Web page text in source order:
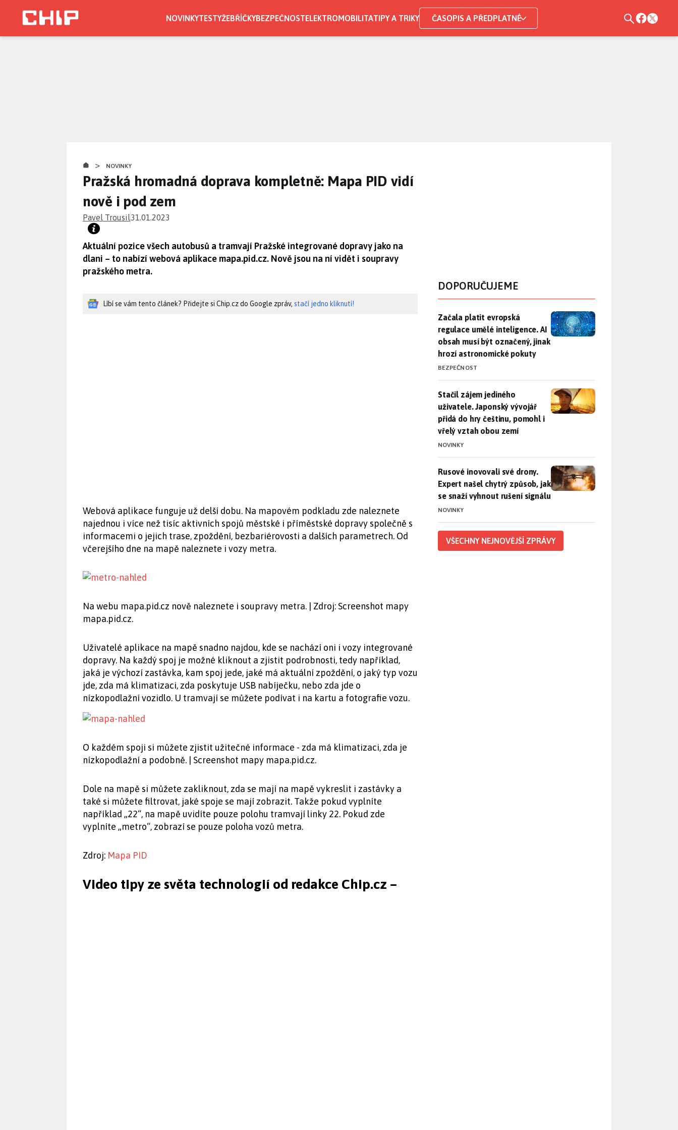
NOVINKYTESTYŽEBŘÍČKYBEZPEČNOSTELEKTROMOBILITATIPY A TRIKY ČASOPIS A PŘEDPLATNÉ
> NOVINKY
Pražská hromadná doprava kompletně: Mapa PID vidí
nově i pod zem
Pavel Trousil31.01.2023
Aktuální pozice všech autobusů a tramvají Pražské integrované dopravy jako na
dlani – to nabízí webová aplikace mapa.pid.cz. Nově jsou na ní vidět i soupravy
pražského metra.
Líbí se vám tento článek? Přidejte si Chip.cz do Google zpráv, stačí jedno kliknutí!
Webová aplikace funguje už delší dobu. Na mapovém podkladu zde naleznete
najednou i více než tisíc aktivních spojů městské i příměstské dopravy společně s
informacemi o jejich trase, zpoždění, bezbariérovosti a dalších parametrech. Od
včerejšího dne na mapě naleznete i vozy metra.
Na webu mapa.pid.cz nově naleznete i soupravy metra. | Zdroj: Screenshot mapy
mapa.pid.cz.
Uživatelé aplikace na mapě snadno najdou, kde se nachází oni i vozy integrované
dopravy. Na každý spoj je možné kliknout a zjistit podrobnosti, tedy například,
jaká je výchozí zastávka, kam spoj jede, jaké má aktuální zpoždění, o jaký typ vozu
jde, zda má klimatizaci, zda poskytuje USB nabíječku, nebo zda jde o
nízkopodlažní vozidlo. U tramvají se můžete podívat i na kartu a fotografie vozu.
O každém spoji si můžete zjistit užitečné informace - zda má klimatizaci, zda je
nízkopodlažní a podobně. | Screenshot mapy mapa.pid.cz.
Dole na mapě si můžete zakliknout, zda se mají na mapě vykreslit i zastávky a
také si můžete filtrovat, jaké spoje se mají zobrazit. Takže pokud vyplníte
například „22“, na mapě uvidíte pouze polohu tramvají linky 22. Pokud zde
vyplníte „metro“, zobrazí se pouze poloha vozů metra.
Zdroj: Mapa PID
Video tipy ze světa technologií od redakce Chip.cz –
DOPORUČUJEME
Začala platit evropská regulace umělé inteligence. AI obsah
Začala platit evropská
regulace umělé inteligence. AI
obsah musí být označený, jinak
hrozí astronomické pokuty
BEZPEČNOST
Stačil zájem jediného uživatele. Japonský vývojář přidá do hry
Stačil zájem jediného
uživatele. Japonský vývojář
přidá do hry češtinu, pomohl i
vřelý vztah obou zemí
NOVINKY
Rusové inovovali své drony. Expert našel chytrý způsob, jak se
Rusové inovovali své drony.
Expert našel chytrý způsob, jak
se snaží vyhnout rušení signálu
NOVINKY
VŠECHNY NEJNOVĚJŠÍ ZPRÁVY